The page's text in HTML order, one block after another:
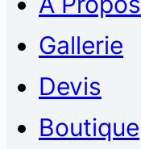
Gallerie
Devis
Boutique